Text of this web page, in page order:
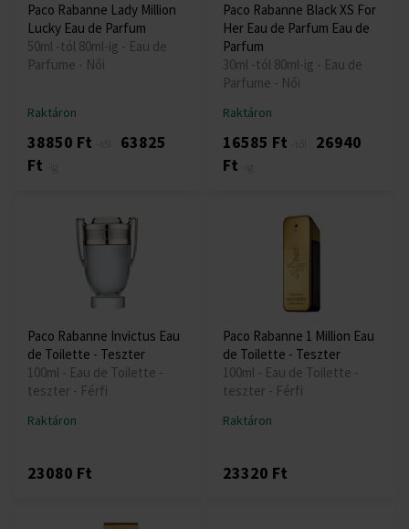
Paco Rabanne Lady Million
Lucky Eau de Parfum
50ml -tól 80ml-ig - Eau de
Parfume - Női
Raktáron
38850 Ft
63825
Ft
Paco Rabanne Black XS For
Her Eau de Parfum Eau de
Parfum
30ml -tól 80ml-ig - Eau de
Parfume - Női
Raktáron
16585 Ft
26940
Ft
Paco Rabanne Invictus Eau
de Toilette - Teszter
100ml - Eau de Toilette -
teszter - Férfi
Raktáron
23080 Ft
Paco Rabanne 1 Million Eau
de Toilette - Teszter
100ml - Eau de Toilette -
teszter - Férfi
Raktáron
23320 Ft